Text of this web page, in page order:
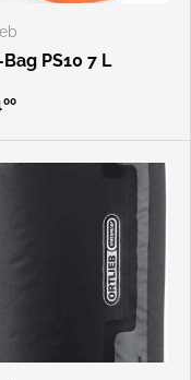
PS10 7 L
00